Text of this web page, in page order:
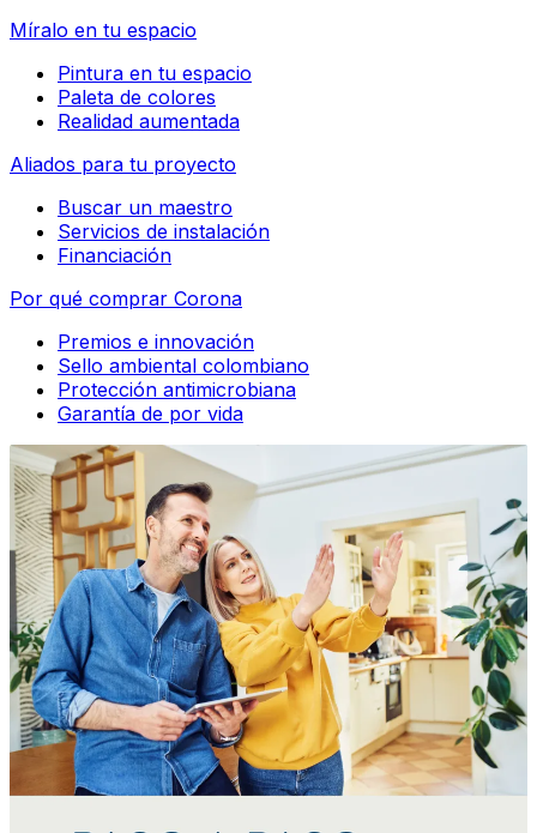
Míralo en tu espacio
Pintura en tu espacio
Paleta de colores
Realidad aumentada
Aliados para tu proyecto
Buscar un maestro
Servicios de instalación
Financiación
Por qué comprar Corona
Premios e innovación
Sello ambiental colombiano
Protección antimicrobiana
Garantía de por vida